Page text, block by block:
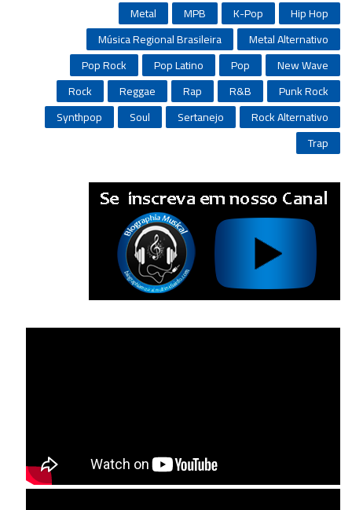
Hip Hop
K-Pop
MPB
Metal
Metal Alternativo
Música Regional Brasileira
New Wave
Pop
Pop Latino
Pop Rock
Punk Rock
R&B
Rap
Reggae
Rock
Rock Alternativo
Sertanejo
Soul
Synthpop
Trap